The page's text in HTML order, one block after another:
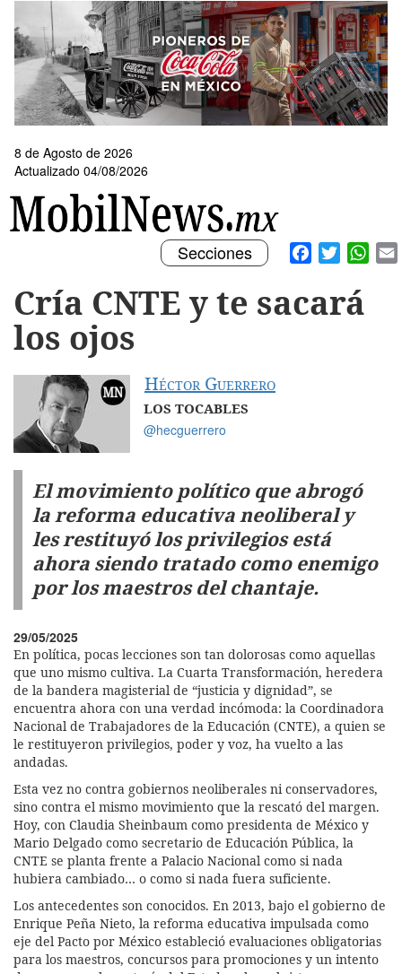
contenido
principal
8 de Agosto de 2026
Actualizado 04/08/2026
Facebook
Twitter
Toggle
navigation
Secciones
Cría CNTE y te sacará
los ojos
Héctor Guerrero
LOS TOCABLES
@hecguerrero
El movimiento político que abrogó
la reforma educativa neoliberal y
les restituyó los privilegios está
ahora siendo tratado como enemigo
por los maestros del chantaje.
29/05/2025
En política, pocas lecciones son tan dolorosas como aquellas
que uno mismo cultiva. La Cuarta Transformación, heredera
de la bandera magisterial de “justicia y dignidad”, se
encuentra ahora con una verdad incómoda: la Coordinadora
Nacional de Trabajadores de la Educación (CNTE), a quien se
le restituyeron privilegios, poder y voz, ha vuelto a las
andadas.
Esta vez no contra gobiernos neoliberales ni conservadores,
sino contra el mismo movimiento que la rescató del margen.
Hoy, con Claudia Sheinbaum como presidenta de México y
Mario Delgado como secretario de Educación Pública, la
CNTE se planta frente a Palacio Nacional como si nada
hubiera cambiado… o como si nada fuera suficiente.
Los antecedentes son conocidos. En 2013, bajo el gobierno de
Enrique Peña Nieto, la reforma educativa impulsada como
eje del Pacto por México estableció evaluaciones obligatorias
para los maestros, concursos para promociones y un intento